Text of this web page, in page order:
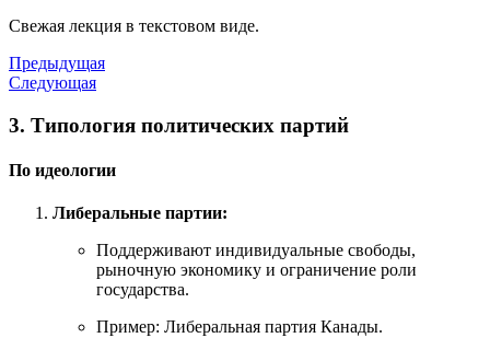
Свежая лекция в текстовом виде.
Предыдущая
Следующая
3. Типология политических партий
По идеологии
Либеральные партии:
Поддерживают индивидуальные свободы,
рыночную экономику и ограничение роли
государства.
Пример: Либеральная партия Канады.